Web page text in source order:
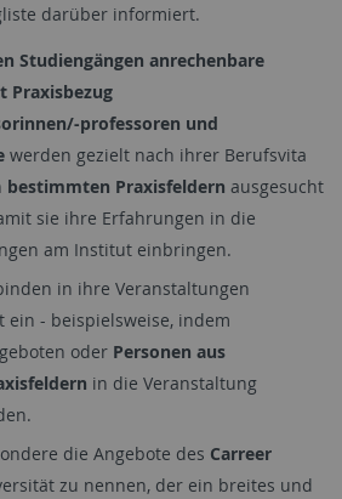
darüber informiert.
Studiengängen anrechenbare
Praxisbezug
professoren und
werden gezielt nach ihrer Berufsvita
bestimmten Praxisfeldern ausgesucht
sie ihre Erfahrungen in die
am Institut einbringen.
in ihre Veranstaltungen
ein - beispielsweise, indem
oder Personen aus
in die Veranstaltung
die Angebote des Carreer
zu nennen, der ein breites und